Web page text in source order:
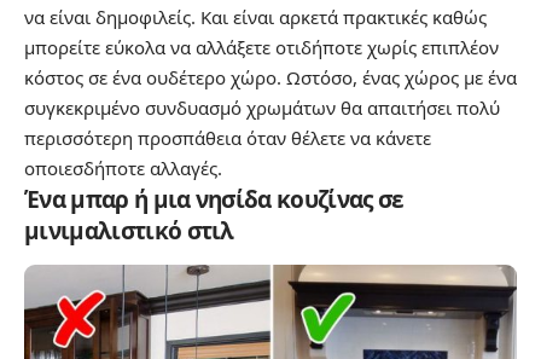
να είναι δημοφιλείς. Και είναι αρκετά πρακτικές καθώς
μπορείτε εύκολα να αλλάξετε οτιδήποτε χωρίς επιπλέον
κόστος σε ένα ουδέτερο χώρο. Ωστόσο, ένας χώρος με ένα
συγκεκριμένο συνδυασμό χρωμάτων θα απαιτήσει πολύ
περισσότερη προσπάθεια όταν θέλετε να κάνετε
οποιεσδήποτε αλλαγές.
Ένα μπαρ ή μια νησίδα κουζίνας σε
μινιμαλιστικό στιλ